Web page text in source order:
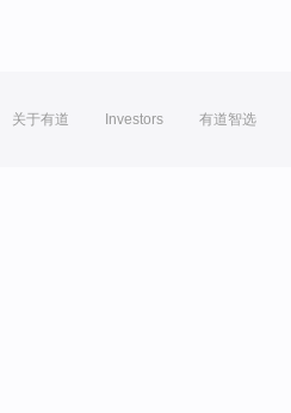
关于有道 Investors 有道智选